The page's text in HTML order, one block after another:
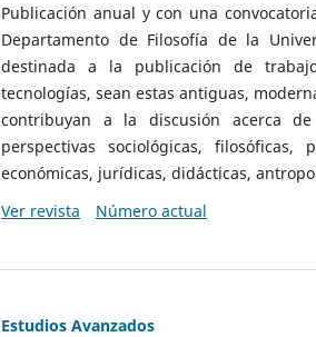
Publicación anual y con una
Departamento de Filosofía de la
destinada a la publicación de
tecnologías, sean estas antiguas,
contribuyan a la discusión acerca
perspectivas sociológicas, filosóficas,
económicas, jurídicas, didácticas,
Ver revista
Número actual
Estudios Avanzados